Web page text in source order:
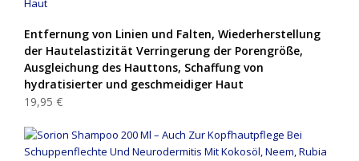
Entfernung von Linien und Falten, Wiederherstellung
der Hautelastizität Verringerung der Porengröße,
Ausgleichung des Hauttons, Schaffung von
hydratisierter und geschmeidiger Haut
19,95 €